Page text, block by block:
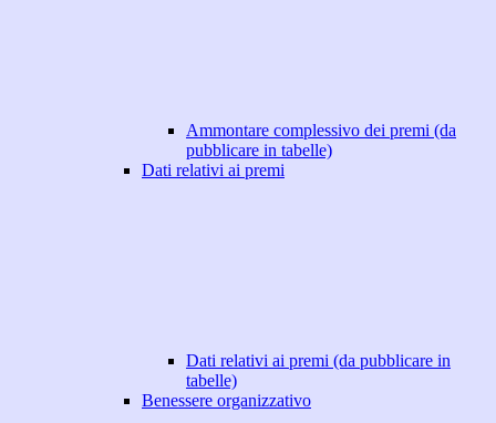
Ammontare complessivo dei premi (da
pubblicare in tabelle)
Dati relativi ai premi
Dati relativi ai premi (da pubblicare in
tabelle)
Benessere organizzativo